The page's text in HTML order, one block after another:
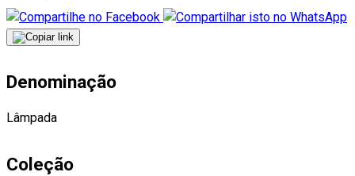
Denominação
Lâmpada
Coleção